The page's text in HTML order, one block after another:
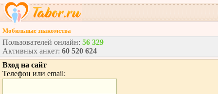
Мобильные знакомства
Пользователей онлайн: 56 329
Активных анкет: 60 520 624
Вход на сайт
Телефон или email: